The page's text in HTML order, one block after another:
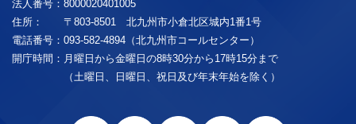
法人番号： 8000020401005
住所：
〒803-8501 北九州市小倉北区城内1番1号
電話番号： 093-582-4894（北九州市コールセンター）
開庁時間： 月曜日から金曜日の8時30分から17時15分まで
（土曜日、日曜日、祝日及び年末年始を除く）